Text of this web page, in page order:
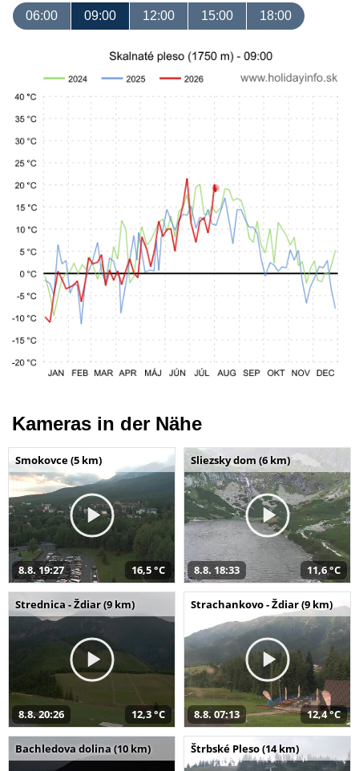
06:00 09:00 12:00 15:00 18:00
Kameras in der Nähe
Smokovce (5 km)
8.8. 19:27 16,5 °C
Sliezsky dom (6 km)
8.8. 18:33 11,6 °C
Strednica - Ždiar (9 km)
8.8. 20:26 12,3 °C
Strachankovo - Ždiar (9 km)
8.8. 07:13 12,4 °C
Bachledova dolina (10 km) Štrbské Pleso (14 km)